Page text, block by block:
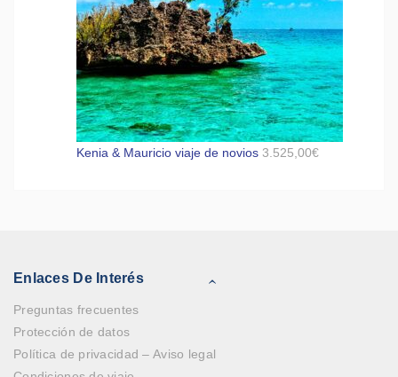
Kenia & Mauricio viaje de novios 3.525,00€
Enlaces De Interés
Preguntas frecuentes
Protección de datos
Política de privacidad – Aviso legal